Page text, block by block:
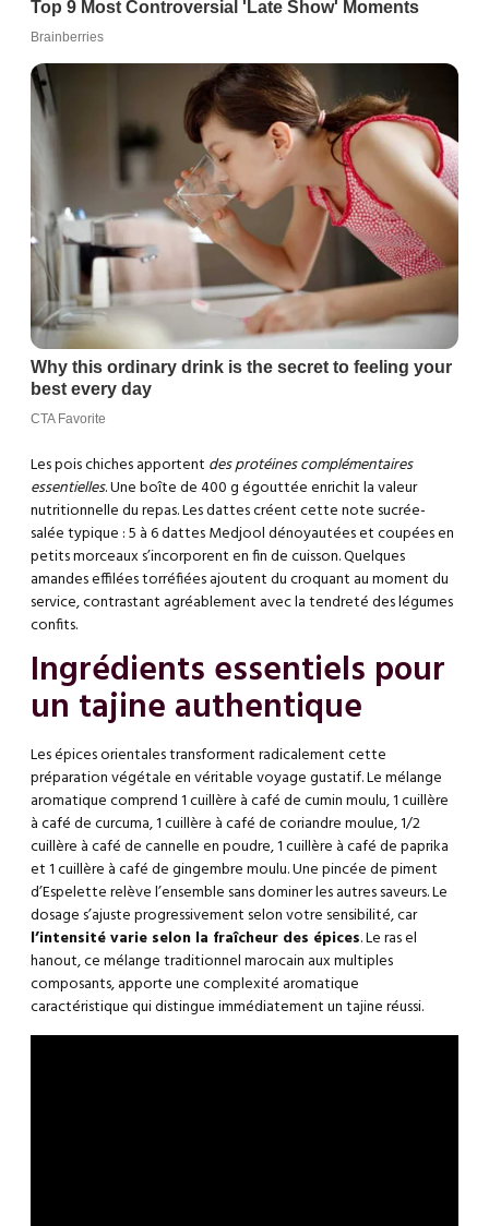
Les pois chiches apportent des protéines complémentaires
essentielles. Une boîte de 400 g égouttée enrichit la valeur
nutritionnelle du repas. Les dattes créent cette note sucrée-
salée typique : 5 à 6 dattes Medjool dénoyautées et coupées en
petits morceaux s’incorporent en fin de cuisson. Quelques
amandes effilées torréfiées ajoutent du croquant au moment du
service, contrastant agréablement avec la tendreté des légumes
confits.
Ingrédients essentiels pour
un tajine authentique
Les épices orientales transforment radicalement cette
préparation végétale en véritable voyage gustatif. Le mélange
aromatique comprend 1 cuillère à café de cumin moulu, 1 cuillère
à café de curcuma, 1 cuillère à café de coriandre moulue, 1/2
cuillère à café de cannelle en poudre, 1 cuillère à café de paprika
et 1 cuillère à café de gingembre moulu. Une pincée de piment
d’Espelette relève l’ensemble sans dominer les autres saveurs. Le
dosage s’ajuste progressivement selon votre sensibilité, car
l’intensité varie selon la fraîcheur des épices. Le ras el
hanout, ce mélange traditionnel marocain aux multiples
composants, apporte une complexité aromatique
caractéristique qui distingue immédiatement un tajine réussi.